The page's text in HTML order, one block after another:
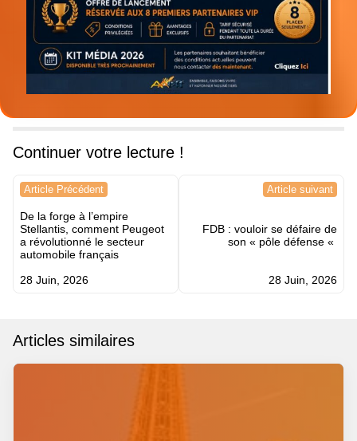
Continuer votre lecture !
Navigation
l’article
Article Précédent
De la forge à l’empire
Stellantis, comment Peugeot
a révolutionné le secteur
automobile français
28 Juin, 2026
Article suivant
FDB : vouloir se défaire de
son « pôle défense «
28 Juin, 2026
Articles similaires